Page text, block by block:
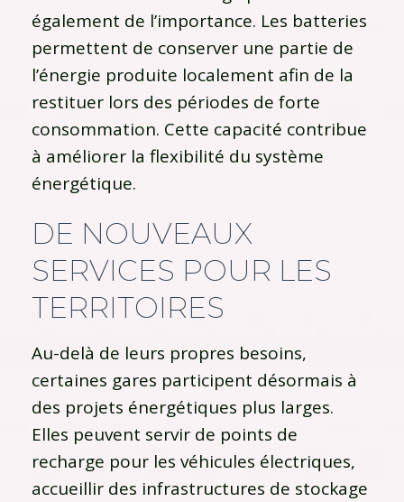
également de l’importance. Les batteries
permettent de conserver une partie de
l’énergie produite localement afin de la
restituer lors des périodes de forte
consommation. Cette capacité contribue
à améliorer la flexibilité du système
énergétique.
DE NOUVEAUX
SERVICES POUR LES
TERRITOIRES
Au-delà de leurs propres besoins,
certaines gares participent désormais à
des projets énergétiques plus larges.
Elles peuvent servir de points de
recharge pour les véhicules électriques,
accueillir des infrastructures de stockage